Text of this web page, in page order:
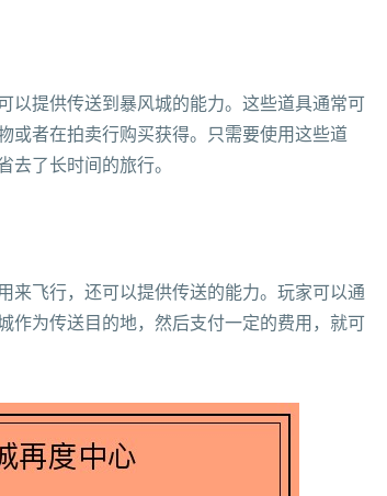
以提供传送到暴风城的能力。这些道具通常可
或者在拍卖行购买获得。只需要使用这些道
了长时间的旅行。
来飞行，还可以提供传送的能力。玩家可以通
作为传送目的地，然后支付一定的费用，就可